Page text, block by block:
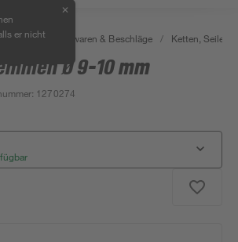
er nicht
✕
/ Eisenwaren & Beschläge / Ketten, Seile &
Ø 9-10 mm
: 1270274